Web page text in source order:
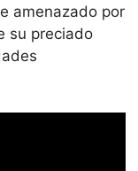
amenazado por
su preciado